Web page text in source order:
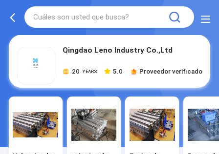
Qingdao Leno Industry Co.,Ltd
20 YEARS 5.0 Proveedor verificado